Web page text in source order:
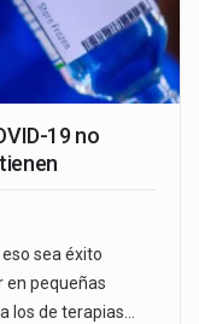
19 no
sea éxito
en pequeñas
los de terapias…